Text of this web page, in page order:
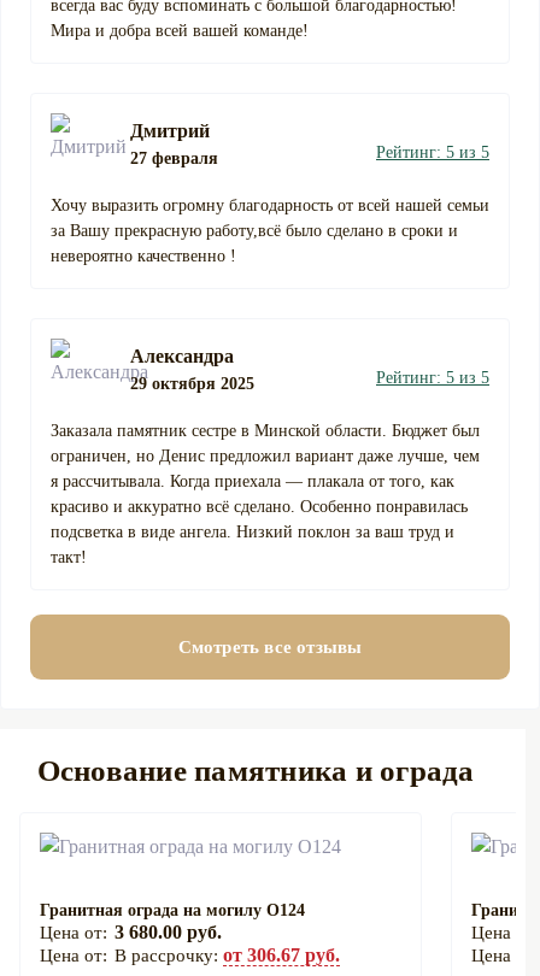
всегда вас буду вспоминать с большой благодарностью!
Мира и добра всей вашей команде!
Дмитрий
27 февраля Рейтинг: 5 из 5
Хочу выразить огромну благодарность от всей нашей семьи
за Вашу прекрасную работу,всё было сделано в сроки и
невероятно качественно !
Александра
29 октября 2025 Рейтинг: 5 из 5
Заказала памятник сестре в Минской области. Бюджет был
ограничен, но Денис предложил вариант даже лучше, чем
я рассчитывала. Когда приехала — плакала от того, как
красиво и аккуратно всё сделано. Особенно понравилась
подсветка в виде ангела. Низкий поклон за ваш труд и
такт!
Смотреть все отзывы
Основание памятника и ограда
Гранитная ограда на могилу О124
3 680.00 руб.
В рассрочку: от 306.67 руб.